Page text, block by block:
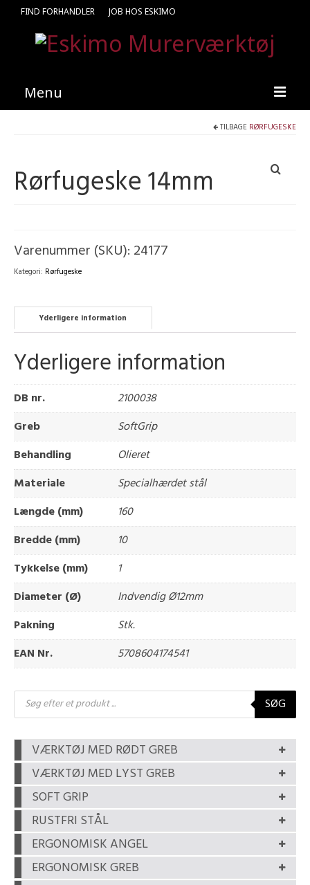
FIND FORHANDLER JOB HOS ESKIMO
Menu
Kataloger
Find en medarbejder
TILBAGE RØRFUGESKE
Rørfugeske 14mm
Varenummer (SKU): 24177
Kategori: Rørfugeske
Yderligere information
Yderligere information
DB nr.
2100038
Greb
SoftGrip
Behandling
Olieret
Materiale
Specialhærdet stål
Længde (mm)
160
Bredde (mm)
10
Tykkelse (mm)
1
Diameter (Ø)
Indvendig Ø12mm
Pakning
Stk.
EAN Nr.
5708604174541
Products
search SØG
VÆRKTØJ MED RØDT GREB
VÆRKTØJ MED LYST GREB
SOFT GRIP
RUSTFRI STÅL
ERGONOMISK ANGEL
ERGONOMISK GREB